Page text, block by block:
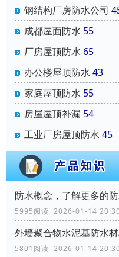
钢结构厂房防水公司
成都屋面防水 55
厂房屋顶防水 65
办公楼屋顶防水 43
家庭屋顶防水 55
房屋屋顶补漏 54
工业厂房屋顶防水 45
防水概念，了解更多的防
5995阅读 2026-01-14
外墙聚合物水泥基防水
5801阅读 2026-01-14